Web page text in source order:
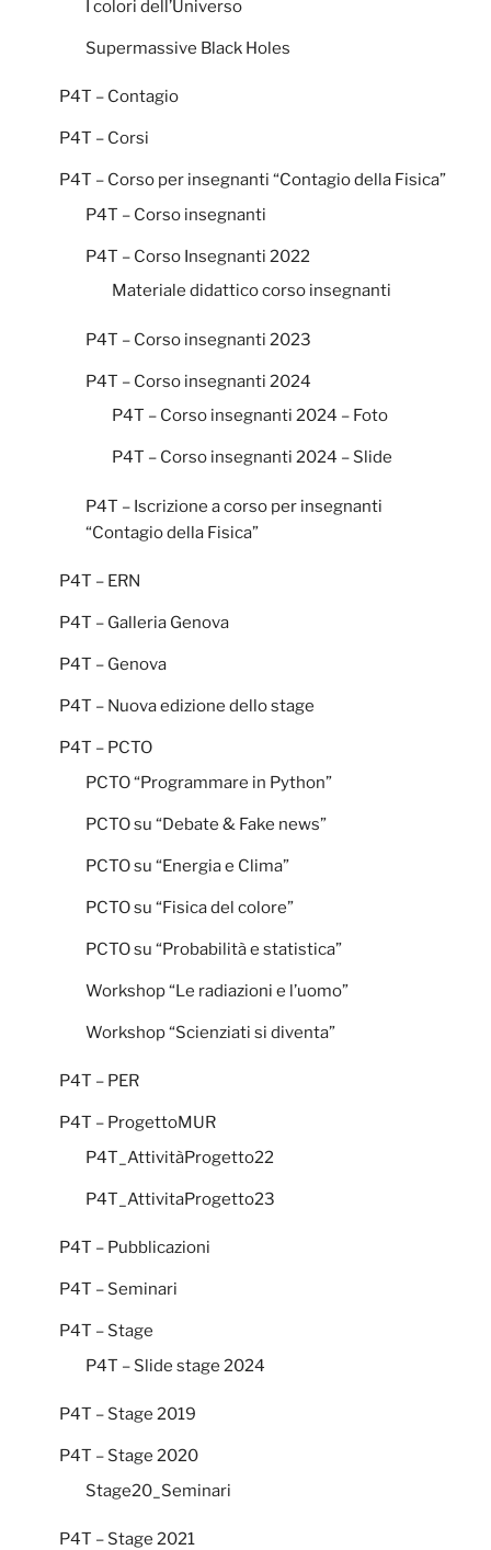
I colori dell’Universo
Supermassive Black Holes
P4T – Contagio
P4T – Corsi
P4T – Corso per insegnanti “Contagio della Fisica”
P4T – Corso insegnanti
P4T – Corso Insegnanti 2022
Materiale didattico corso insegnanti
P4T – Corso insegnanti 2023
P4T – Corso insegnanti 2024
P4T – Corso insegnanti 2024 – Foto
P4T – Corso insegnanti 2024 – Slide
P4T – Iscrizione a corso per insegnanti
“Contagio della Fisica”
P4T – ERN
P4T – Galleria Genova
P4T – Genova
P4T – Nuova edizione dello stage
P4T – PCTO
PCTO “Programmare in Python”
PCTO su “Debate & Fake news”
PCTO su “Energia e Clima”
PCTO su “Fisica del colore”
PCTO su “Probabilità e statistica”
Workshop “Le radiazioni e l’uomo”
Workshop “Scienziati si diventa”
P4T – PER
P4T – ProgettoMUR
P4T_AttivitàProgetto22
P4T_AttivitaProgetto23
P4T – Pubblicazioni
P4T – Seminari
P4T – Stage
P4T – Slide stage 2024
P4T – Stage 2019
P4T – Stage 2020
Stage20_Seminari
P4T – Stage 2021